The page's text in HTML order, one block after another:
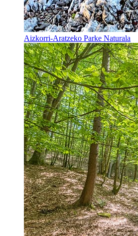
Aizkorri-Aratzeko Parke Naturala